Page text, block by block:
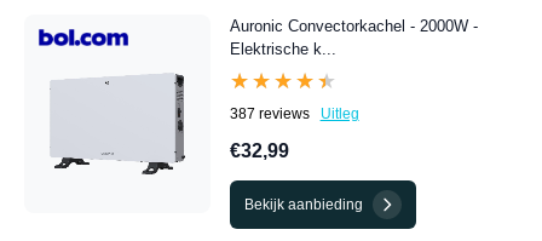
Auronic Convectorkachel - 2000W -
Elektrische k...
★★★★★
★★★★★
387 reviews Uitleg
€32,99
Bekijk aanbieding